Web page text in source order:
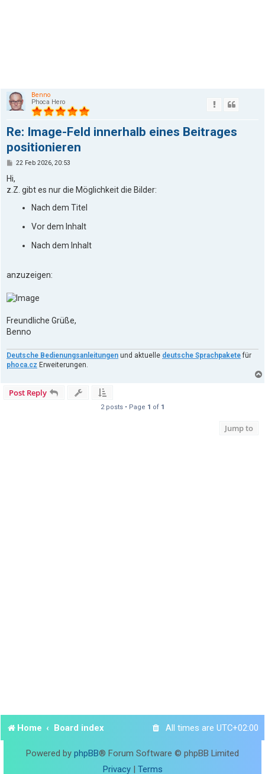
Benno
Phoca Hero
Re: Image-Feld innerhalb eines Beitrages
positionieren
P
t
22 Feb 2026, 20:53
Hi,
z.Z. gibt es nur die Möglichkeit die Bilder:
Nach dem Titel
Vor dem Inhalt
Nach dem Inhalt
anzuzeigen:
Freundliche Grüße,
Benno
Deutsche Bedienungsanleitungen und aktuelle deutsche Sprachpakete für
phoca.cz Erweiterungen.
Post Reply
2 posts • Page 1 of 1
Jump to
Home Board index All times are UTC+02:00
Powered by phpBB® Forum Software © phpBB Limited
Privacy| Terms